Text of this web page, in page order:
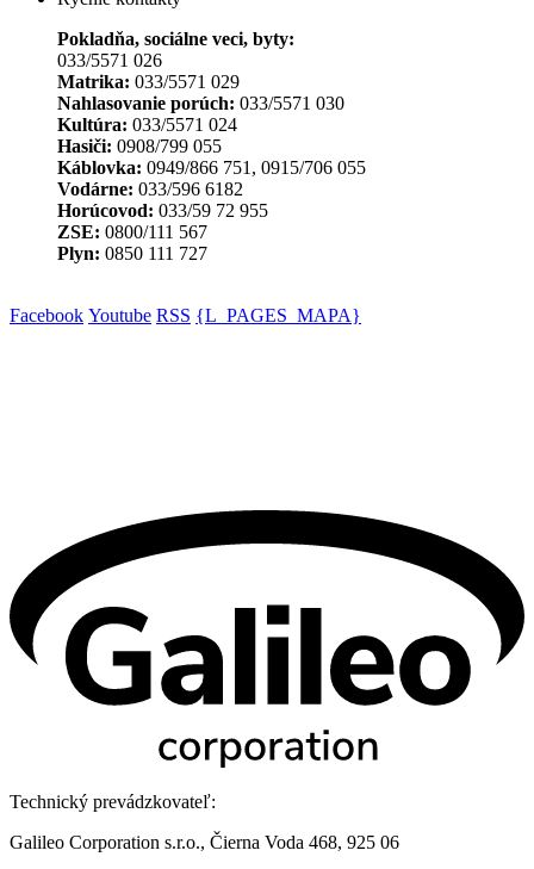
Pokladňa, sociálne veci, byty:
033/5571 026
Matrika: 033/5571 029
Nahlasovanie porúch: 033/5571 030
Kultúra: 033/5571 024
Hasiči: 0908/799 055
Káblovka: 0949/866 751, 0915/706 055
Vodárne: 033/596 6182
Horúcovod: 033/59 72 955
ZSE: 0800/111 567
Plyn: 0850 111 727
Facebook Youtube RSS {L_PAGES_MAPA}
Technický prevádzkovateľ:
Galileo Corporation s.r.o., Čierna Voda 468, 925 06